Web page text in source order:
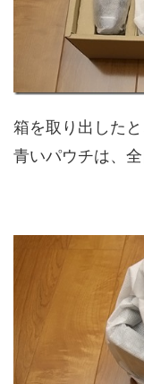
箱を取り出した
青いパウチは、